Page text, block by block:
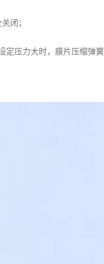
闭；
定压力大时，膜片压缩弹